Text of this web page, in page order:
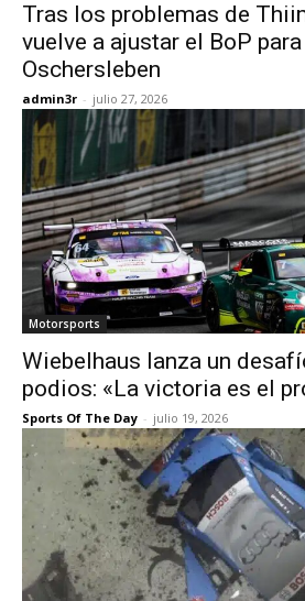
Tras los problemas de
vuelve a ajustar el BoP
Oschersleben
admin3r - julio 27, 2026
Motorsports
Wiebelhaus lanza un
podios: «La victoria es el
Sports Of The Day - julio 19, 2026